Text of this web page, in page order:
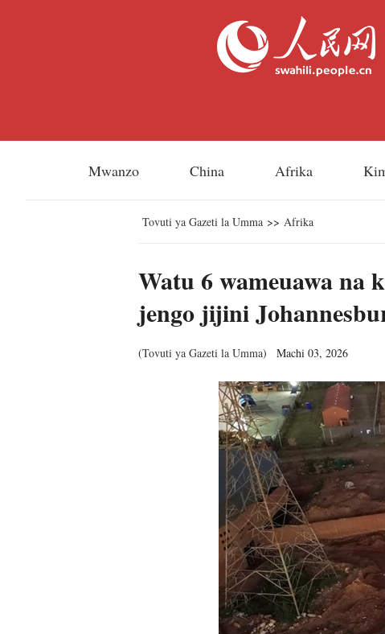
Mwanzo China Afrika
Tovuti ya Gazeti la Umma >> Afrika
Watu 6 wameuawa na
jengo jijini
(Tovuti ya Gazeti la Umma) Machi 03, 2026